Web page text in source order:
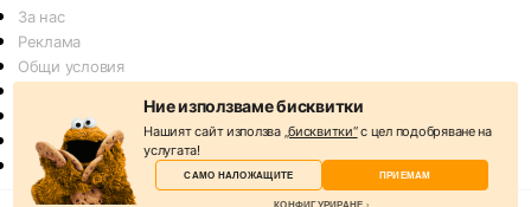
За нас
Реклама
Общи условия
Политика за поверителснот
Политика на Бисквитките
Контакти
Ние използваме бисквитки
Нашият сайт използва „бисквитки“с цел подобряване на
услугата!
САМО НАЛОЖАЩИТЕ ПРИЕМАМ
КОНФИГУРИРАНЕ